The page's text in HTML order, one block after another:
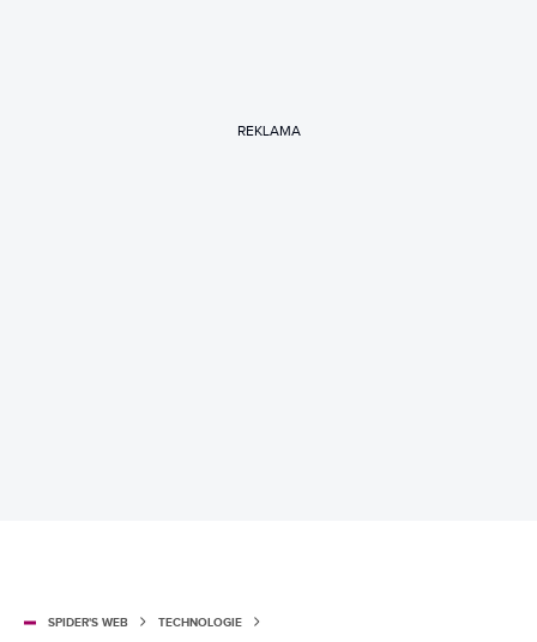
REKLAMA
SPIDER'S WEB TECHNOLOGIE